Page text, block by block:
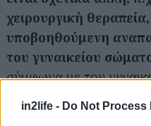
in2life - Do Not
χειρουργική
υποβοηθούμενη
του γυναικείου
σύμφωνα με τον
πρώτη περίπτωση
οποίες σκοπό έχουν την